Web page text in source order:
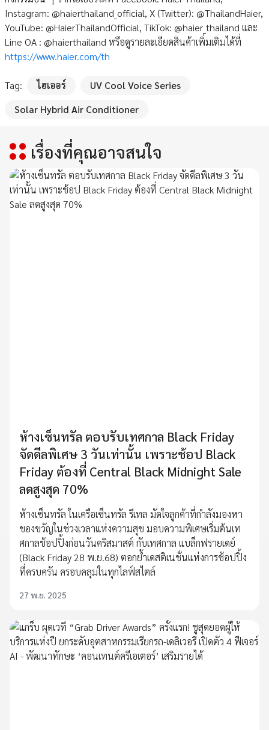
Instagram: @haierthailand_official, X (Twitter): @ThailandHaier,
YouTube: @HaierThailandOfficial, TikTok: @haier_thailand และ
Line OA : @haierthailand หรือดูรายละเอียดสินค้าเพิ่มเติมได้ที่
https://www.haier.com/th
Tag: ไฮเออร์
UV Cool Voice Series
Solar Hybrid Air Conditioner
เรื่องที่คุณอาจสนใจ
ห้างเซ็นทรัล ตอบรับเทศกาล Black Friday
จัดดีลพิเศษ 3 วันเท่านั้น เพราะช้อป Black
Friday ต้องที่ Central Black Midnight Sale
ลดสูงสุด 70%
ห้างเซ็นทรัล ในเครือเซ็นทรัล รีเทล มัดใจลูกค้าที่กำลังมองหา
ของขวัญในช่วงเวลาแห่งความสุข มอบความพิเศษเริ่มต้นเท
ศกาลช้อปปิ้งก่อนวันคริสมาสต์ กับเทศกาล แบล็กฟรายเดย์
(Black Friday 28 พ.ย.68) ตอกย้ำเดสติเนชั่นแห่งการช้อปปิ้ง
ที่ครบครัน ครอบคลุมในทุกไลฟ์สไตล์
27 พ.ย. 2025